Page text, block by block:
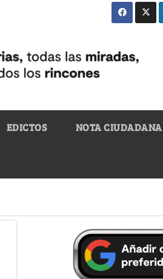
EDICTOS NOTA CIUDADANA